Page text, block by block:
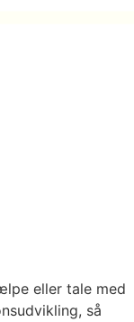
eller tale med
så